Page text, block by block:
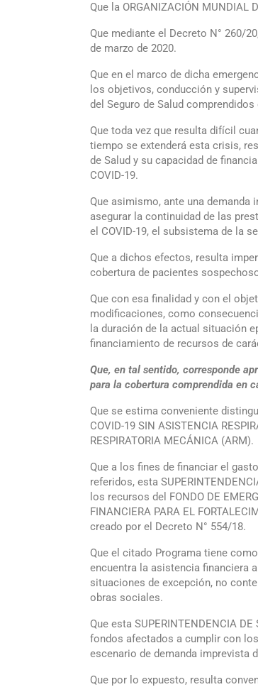
Que la ORGANIZACIÓN MUNDIAL
Que mediante el Decreto N° 260/
de marzo de 2020.
Que en el marco de dicha
los objetivos, conducción y
del Seguro de Salud
Que toda vez que resulta difícil
tiempo se extenderá esta crisis,
de Salud y su capacidad de
COVID-19.
Que asimismo, ante una
asegurar la continuidad de las
el COVID-19, el subsistema de la
Que a dichos efectos, resulta
cobertura de pacientes
Que con esa finalidad y con el
modificaciones, como
la duración de la actual situación
financiamiento de recursos de
Que, en tal sentido, corresponde
para la cobertura comprendida en
Que se estima conveniente
COVID-19 SIN ASISTENCIA
RESPIRATORIA MECÁNICA (ARM).
Que a los fines de financiar el
referidos, esta
los recursos del FONDO DE
FINANCIERA PARA EL
creado por el Decreto N° 554/18.
Que el citado Programa tiene
encuentra la asistencia financiera
situaciones de excepción, no
obras sociales.
Que esta SUPERINTENDENCIA
fondos afectados a cumplir con
escenario de demanda imprevista
Que por lo expuesto, resulta